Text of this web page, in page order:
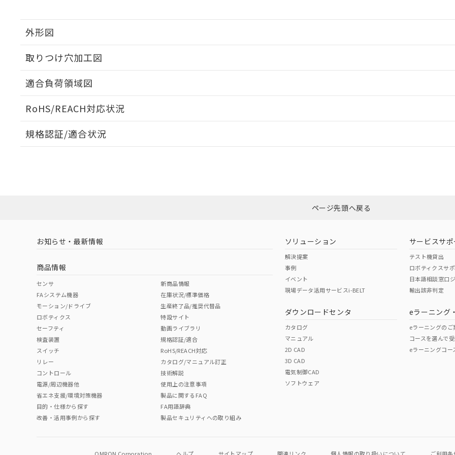
外形図
取りつけ穴加工図
適合負荷領域図
RoHS/REACH対応状況
EU RoHS 注意事項・凡例
ダウンロードはこちら
中国 RoHS 注意事項・凡例
中国 RoHS表
Pb Hg Cr(VI)
"対応済み"や非含有の記載がされた商品であっても、流通在庫等で未対応品が混在する可能性があります。
非含有品が必要な際は、弊社営業部門もしくは販売店へお問い合わせください。
規格認証/適合状況
（イギリス
（ノルウェー
（日本
（アメリカ
この製品の規格認証/適合
その他の認証はこちらのページからご
ページ先頭へ戻る
お知らせ・最新情報
商品情報
センサ
FAシステム機器
モーション/ドライブ
ロボティクス
セーフティ
検査装置
スイッチ
リレー
コントロール
電源/周辺機器他
省エネ支援/環境対策機器
目的・仕様から探す
改善・活用事例から探す
新商品情報
在庫状況/標準価格
生産終了品/推奨代替品
特設サイト
動画ライブラリ
規格認証/適合
RoHS/REACH対応
カタログ/マニュアル訂正
技術解説
使用上の注意事項
製品に関するFAQ
FA用語辞典
製品セキュリティへの取り組み
ソリューション
解決提案
事例
イベント
現場データ活用サービスi-BELT
ダウンロードセンタ
カタログ
マニュアル
2D CAD
3D CAD
電気制御CAD
ソフトウェア
サービスサポ
テスト機貸出
ロボティクスサ
日本語相談窓口
輸出該非判定
eラーニング
eラーニングのご
コースを選んで
eラーニングコー